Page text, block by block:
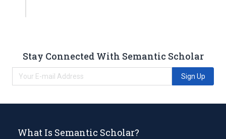
Stay Connected With Semantic Scholar
Sign Up
What Is Semantic Scholar?